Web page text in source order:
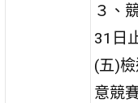
３、
31日
(五)
意競